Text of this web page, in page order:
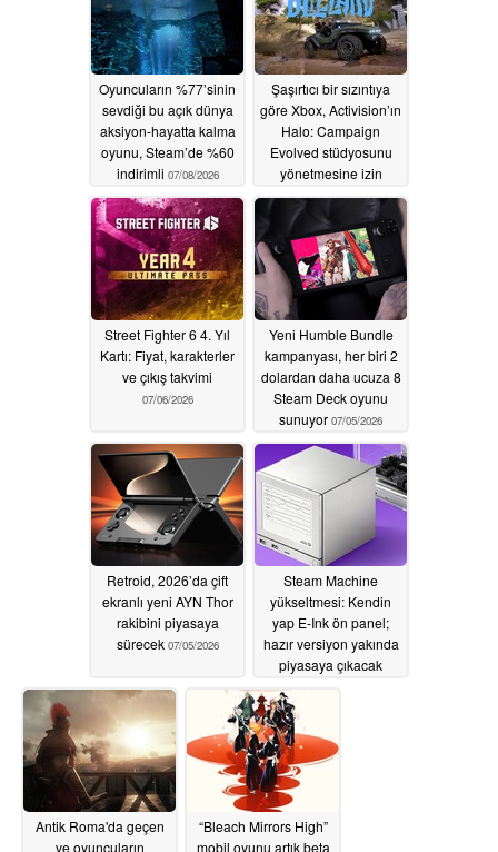
Oyuncuların %77’sinin
sevdiği bu açık dünya
aksiyon-hayatta kalma
oyunu, Steam’de %60
indirimli 07/08/2026
Şaşırtıcı bir sızıntıya
göre Xbox, Activision’ın
Halo: Campaign
Evolved stüdyosunu
yönetmesine izin
verebilir07/06/2026
Street Fighter 6 4. Yıl
Kartı: Fiyat, karakterler
ve çıkış takvimi
07/06/2026
Yeni Humble Bundle
kampanyası, her biri 2
dolardan daha ucuza 8
Steam Deck oyunu
sunuyor 07/05/2026
Retroid, 2026’da çift
ekranlı yeni AYN Thor
rakibini piyasaya
sürecek 07/05/2026
Steam Machine
yükseltmesi: Kendin
yap E-Ink ön panel;
hazır versiyon yakında
piyasaya çıkacak
Antik Roma'da geçen
ve oyuncuların
“Bleach Mirrors High”
mobil oyunu artık beta